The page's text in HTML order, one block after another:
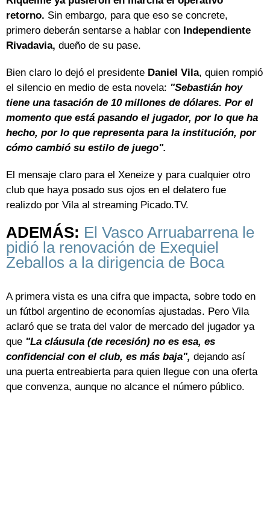
retorno. Sin embargo, para que eso se concrete,
primero deberán sentarse a hablar con Independiente
Rivadavia, dueño de su pase.
Bien claro lo dejó el presidente Daniel Vila, quien rompió
el silencio en medio de esta novela: "Sebastián hoy
tiene una tasación de 10 millones de dólares. Por el
momento que está pasando el jugador, por lo que ha
hecho, por lo que representa para la institución, por
cómo cambió su estilo de juego".
El mensaje claro para el Xeneize y para cualquier otro
club que haya posado sus ojos en el delatero fue
realizdo por Vila al streaming Picado.TV.
ADEMÁS: El Vasco Arruabarrena le
pidió la renovación de Exequiel
Zeballos a la dirigencia de Boca
A primera vista es una cifra que impacta, sobre todo en
un fútbol argentino de economías ajustadas. Pero Vila
aclaró que se trata del valor de mercado del jugador ya
que "La cláusula (de recesión) no es esa, es
confidencial con el club, es más baja", dejando así
una puerta entreabierta para quien llegue con una oferta
que convenza, aunque no alcance el número público.